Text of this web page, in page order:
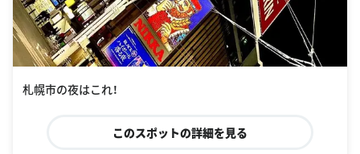
札幌市の夜はこれ！
このスポットの詳細を見る